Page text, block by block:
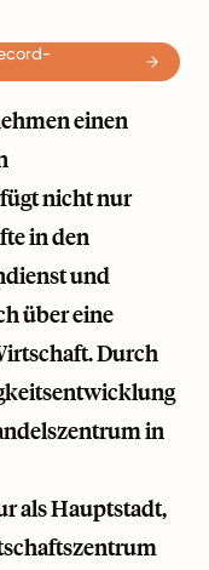
einen
nicht nur
in den
und
über eine
Durch
in
als Hauptstadt,